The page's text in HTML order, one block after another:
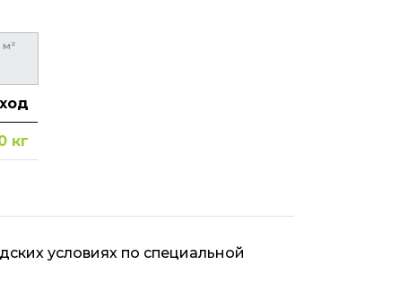
кг
условиях по специальной